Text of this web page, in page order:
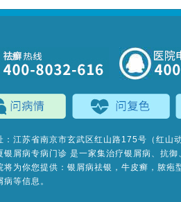
：江苏省南京市玄武区红山路175号（红山
银屑病专病门诊 是一家集治疗银屑病、抗
将为你您提供：银屑病祛银，牛皮癣，脓疱
等信息。